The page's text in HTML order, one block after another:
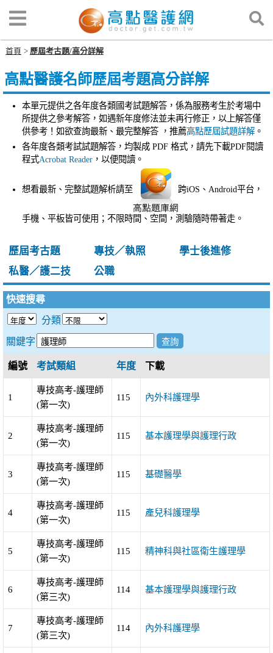
首頁 歷屆考古題/高分詳解
高點醫護名師歷屆考題高分詳解
本單元提供之各年度各類國考試題解答，係為服務考生於考場中
所提供之參考解答，如遇新年度修法並未再行修正，以上解答僅
供參考！如欲查詢最新、最完整解答 ，推薦高點歷屆試題詳解。
各年度各類考試試題解答，均製成 PDF 格式，請先下載PDF閱讀
程式Acrobat Reader，以便閱讀。
想看最新、完整試題解析請至 跨iOS、Android平台，
手機、平板皆可使用；不限時間、空間，測驗隨時帶著走。
歷屆考古題 專技／執照
學士後進修
私醫／護二技
公職
快速搜尋
分類
關鍵字
編號 考試類組 年度 下載
1
專技高考-護理師
(第一次)
115 內外科護理學
2
專技高考-護理師
(第一次)
115 基本護理學與護理行政
3
專技高考-護理師
(第一次)
115 基礎醫學
4
專技高考-護理師
(第一次)
115 產兒科護理學
5
專技高考-護理師
(第一次)
115 精神科與社區衛生護理學
6
專技高考-護理師
(第三次)
114 基本護理學與護理行政
7
專技高考-護理師
(第三次)
114 內外科護理學